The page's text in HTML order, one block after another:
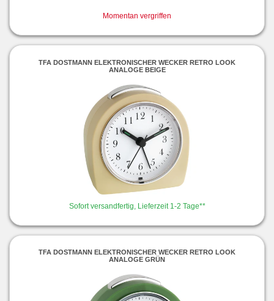
Momentan vergriffen
TFA DOSTMANN ELEKTRONISCHER WECKER RETRO LOOK
ANALOGE BEIGE
Sofort versandfertig, Lieferzeit 1-2 Tage**
TFA DOSTMANN ELEKTRONISCHER WECKER RETRO LOOK
ANALOGE GRÜN